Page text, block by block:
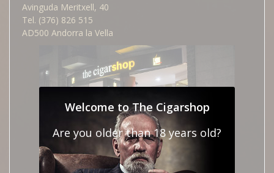
Welcome to The Cigarshop
Are you older than 18 years old?
Avinguda Meritxell, 40
Tel. (376) 826 515
AD500 Andorra la Vella